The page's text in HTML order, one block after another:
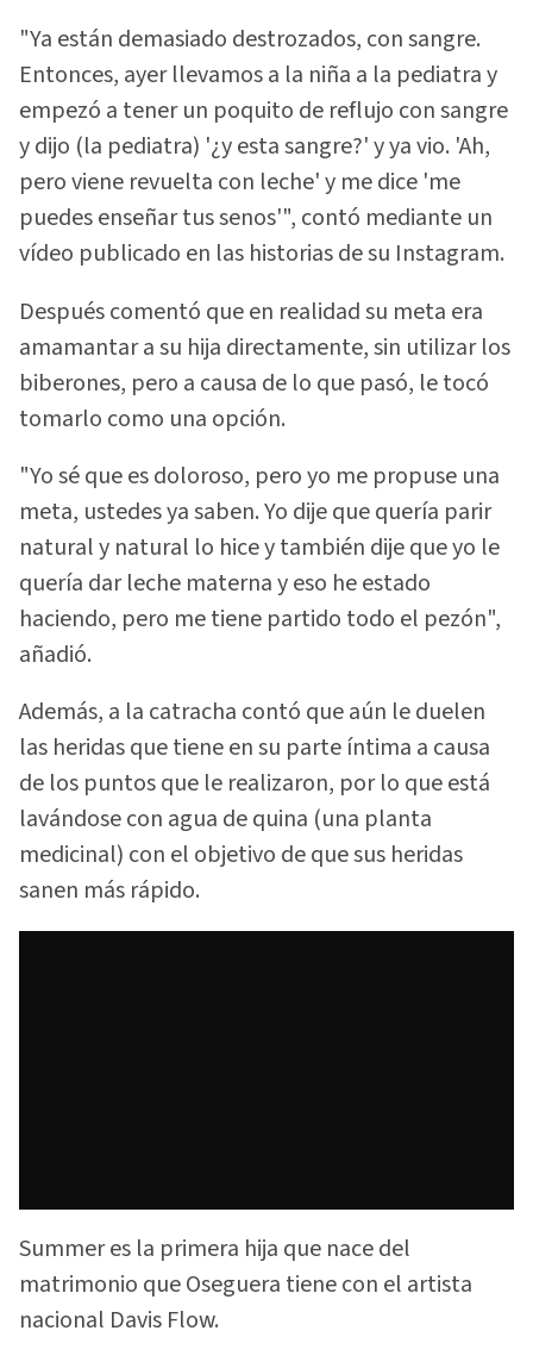
"Ya están demasiado destrozados, con sangre.
Entonces, ayer llevamos a la niña a la pediatra y
empezó a tener un poquito de reflujo con sangre
y dijo (la pediatra) '¿y esta sangre?' y ya vio. 'Ah,
pero viene revuelta con leche' y me dice 'me
puedes enseñar tus senos'", contó mediante un
vídeo publicado en las historias de su Instagram.
Después comentó que en realidad su meta era
amamantar a su hija directamente, sin utilizar los
biberones, pero a causa de lo que pasó, le tocó
tomarlo como una opción.
"Yo sé que es doloroso, pero yo me propuse una
meta, ustedes ya saben. Yo dije que quería parir
natural y natural lo hice y también dije que yo le
quería dar leche materna y eso he estado
haciendo, pero me tiene partido todo el pezón",
añadió.
Además, a la catracha contó que aún le duelen
las heridas que tiene en su parte íntima a causa
de los puntos que le realizaron, por lo que está
lavándose con agua de quina (una planta
medicinal) con el objetivo de que sus heridas
sanen más rápido.
Summer es la primera hija que nace del
matrimonio que Oseguera tiene con el artista
nacional Davis Flow.